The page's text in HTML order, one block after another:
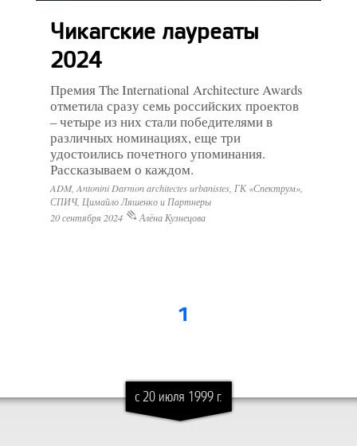
Чикагские лауреаты
2024
Премия The International Architecture Awards
отметила сразу семь российских проектов
– четыре из них стали победителями в
различных номинациях, еще три
удостоились почетного упоминания.
Рассказываем о каждом.
ADM, Antonini Darmon architectes urbanistes, ГК «Спектрум»,
СПИЧ, Цимайло Ляшенко и Партнеры
20 сентября 2024
Алёна Кузнецова
1
с 20 июля 1999 г.